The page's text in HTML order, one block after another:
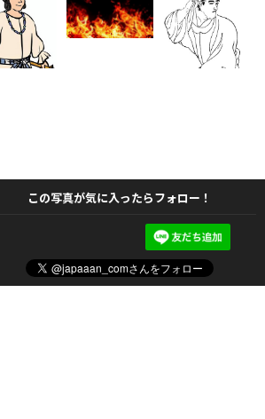
この写真が気に入ったらフォロー！